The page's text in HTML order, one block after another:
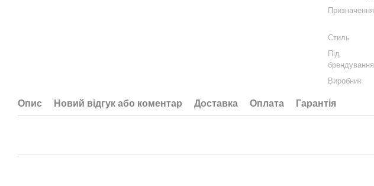
Призначення
Стиль
Під
брендування
Виробник
Опис Новий відгук або коментар Доставка Оплата Гарантія